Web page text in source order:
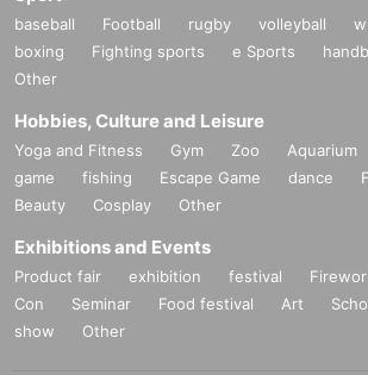
baseball Football rugby volleyball
boxing
Fighting sports e Sports
Other
Hobbies, Culture and Leisure
Yoga and Fitness Gym Zoo Aquarium
game
fishing Escape Game dance
Beauty
Cosplay Other
Exhibitions and Events
Product fair exhibition festival
Con
Seminar Food festival Art
show
Other